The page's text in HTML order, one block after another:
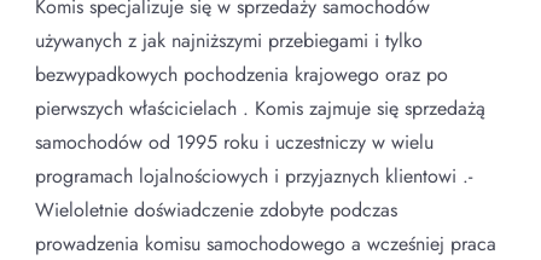
Komis specjalizuje się w sprzedaży samochodów
używanych z jak najniższymi przebiegami i tylko
bezwypadkowych pochodzenia krajowego oraz po
pierwszych właścicielach . Komis zajmuje się sprzedażą
samochodów od 1995 roku i uczestniczy w wielu
programach lojalnościowych i przyjaznych klientowi .-
Wieloletnie doświadczenie zdobyte podczas
prowadzenia komisu samochodowego a wcześniej praca